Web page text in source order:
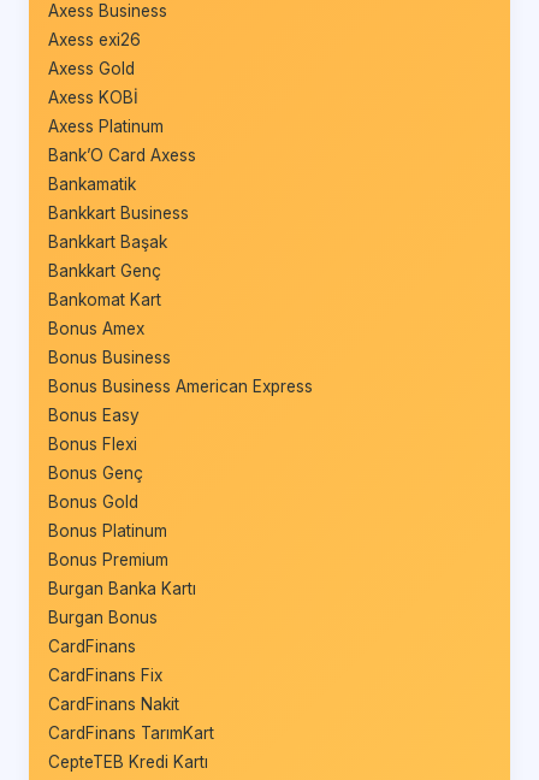
Axess Business
Axess exi26
Axess Gold
Axess KOBİ
Axess Platinum
Bank’O Card Axess
Bankamatik
Bankkart Business
Bankkart Başak
Bankkart Genç
Bankomat Kart
Bonus Amex
Bonus Business
Bonus Business American Express
Bonus Easy
Bonus Flexi
Bonus Genç
Bonus Gold
Bonus Platinum
Bonus Premium
Burgan Banka Kartı
Burgan Bonus
CardFinans
CardFinans Fix
CardFinans Nakit
CardFinans TarımKart
CepteTEB Kredi Kartı